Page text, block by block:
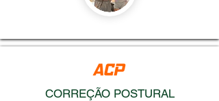
CORREÇÃO POSTURAL​